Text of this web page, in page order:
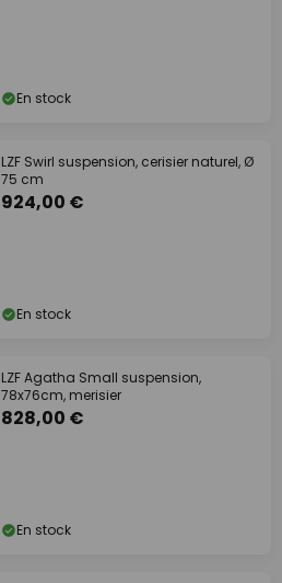
En stock
LZF Swirl suspension, cerisier naturel, Ø
75 cm
924,00 €
En stock
LZF Agatha Small suspension,
78x76cm, merisier
828,00 €
En stock